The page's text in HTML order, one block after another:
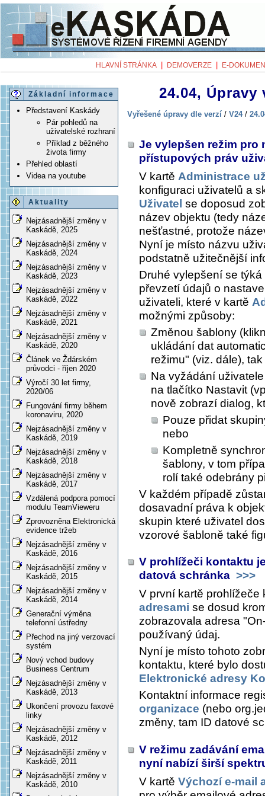
HLAVNÍ STRÁNKA DEMOVERZE E-
Základní informace
Představení Kaskády
Pár pohledů na
uživatelské rozhraní
Příklad z běžného
života firmy
Přehled oblastí
Videa na youtube
Aktuality
Nejzásadnější změny v
Kaskádě, 2025
Nejzásadnější změny v
Kaskádě, 2024
Nejzásadnější změny v
Kaskádě, 2023
Nejzásadnější změny v
Kaskádě, 2022
Nejzásadnější změny v
Kaskádě, 2021
Nejzásadnější změny v
Kaskádě, 2020
Článek ve Ždárském
průvodci - říjen 2020
Výročí 30 let firmy,
2020/06
Fungování firmy během
koronaviru, 2020
Nejzásadnější změny v
Kaskádě, 2019
Nejzásadnější změny v
Kaskádě, 2018
Nejzásadnější změny v
Kaskádě, 2017
Vzdálená podpora pomocí
modulu TeamVieweru
Zprovozněna Elektronická
evidence tržeb
Nejzásadnější změny v
Kaskádě, 2016
Nejzásadnější změny v
Kaskádě, 2015
Nejzásadnější změny v
Kaskádě, 2014
Generační výměna
telefonní ústředny
Přechod na jiný verzovací
systém
Nový vchod budovy
Business Centrum
Nejzásadnější změny v
Kaskádě, 2013
Ukončení provozu faxové
linky
Nejzásadnější změny v
Kaskádě, 2012
Nejzásadnější změny v
Kaskádě, 2011
Nejzásadnější změny v
Kaskádě, 2010
24.04, Úpravy
Vyřešené úpravy dle verzí / V24/
Je vylepšen režim pro
přístupových práv
V kartě Administrace
konfiguraci uživatelů a
Uživatel se doposud
název objektu (tedy
nešťastné, protože
Nyní je místo názvu
podstatně užitečnější
Druhé vylepšení se
převzetí údajů o
uživateli, které v kartě
možnými způsoby:
Změnou šablony
ukládání dat
režimu" (viz. dále),
Na vyžádání
na tlačítko Nastavit
nově zobrazí dialog,
Pouze přidat
nebo
Kompletně
šablony, v tom
rolí také odebrány
V každém případě
dosavadní práva k
skupin které uživatel
vzorové šabloně také
V prohlížeči kontaktu
datová schránka >>>
V první kartě
adresami se dosud
zobrazovala adresa
používaný údaj.
Nyní je místo tohoto
kontaktu, které bylo
Elektronické adresy
Kontaktní informace
organizace (nebo
změny, tam ID datové
V režimu zadávání
nyní nabízí širší
V kartě Výchozí e-mail